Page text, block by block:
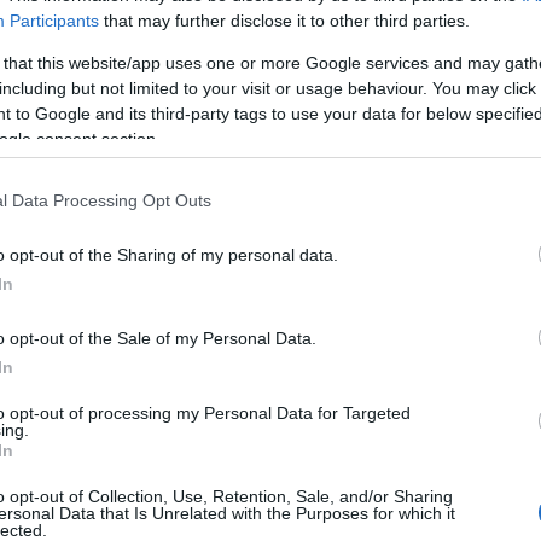
Participants that may further disclose it to other third parties.
that this website/app uses one or more Google services and may
but not limited to your visit or usage behaviour. You may
to Google and its third-party tags to use your data for below
consent section.
Data Processing Opt Outs
opt-out of the Sharing of my personal data.
opt-out of the Sale of my Personal Data.
opt-out of processing my Personal Data for Targeted
opt-out of Collection, Use, Retention, Sale, and/or Sharing
Data that Is Unrelated with the Purposes for which it
in športnikov iz desetih držav.Med njimi sta bili
zadnji sklop priprav pred nastopom na EYOF-u, ki bo konec
reprezentanca, ki se pripravlja na evropsko
in taekwondoisti iz ekipe Barada Team.
Tilen Klugler in bil navdušen nad njihovim delom in
parka.